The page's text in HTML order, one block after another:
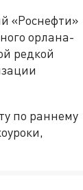
«Роснефти»
орлана-
редкой
по раннему